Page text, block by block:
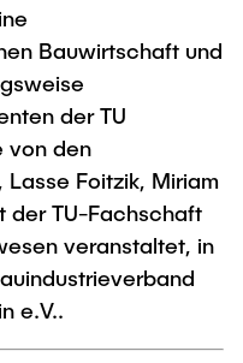
Bauwirtschaft und
der TU
von den
Foitzik, Miriam
der TU-Fachschaft
veranstaltet, in
e.V..